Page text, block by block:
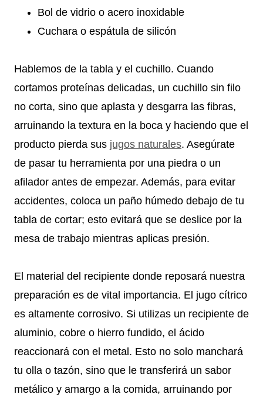
Bol de vidrio o acero inoxidable
Cuchara o espátula de silicón
Hablemos de la tabla y el cuchillo. Cuando
cortamos proteínas delicadas, un cuchillo sin filo
no corta, sino que aplasta y desgarra las fibras,
arruinando la textura en la boca y haciendo que el
producto pierda sus jugos naturales. Asegúrate
de pasar tu herramienta por una piedra o un
afilador antes de empezar. Además, para evitar
accidentes, coloca un paño húmedo debajo de tu
tabla de cortar; esto evitará que se deslice por la
mesa de trabajo mientras aplicas presión.
El material del recipiente donde reposará nuestra
preparación es de vital importancia. El jugo cítrico
es altamente corrosivo. Si utilizas un recipiente de
aluminio, cobre o hierro fundido, el ácido
reaccionará con el metal. Esto no solo manchará
tu olla o tazón, sino que le transferirá un sabor
metálico y amargo a la comida, arruinando por